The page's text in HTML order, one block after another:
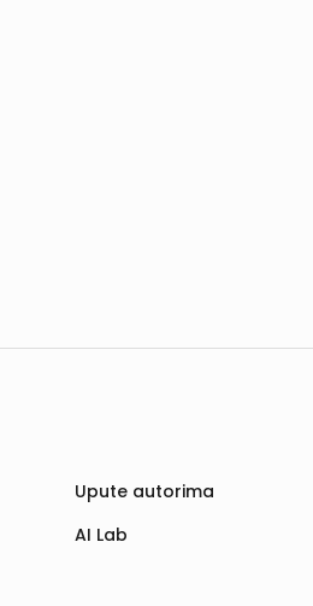
Upute autorima
AI Lab